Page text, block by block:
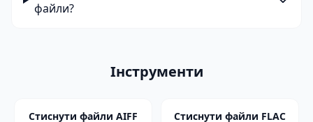
файли?
Інструменти
Стиснути файли AIFF Стиснути файли FLAC